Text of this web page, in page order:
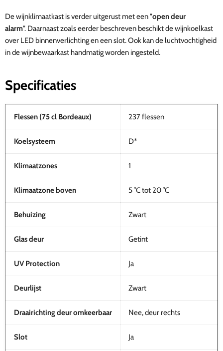
Dewijnklimaatkast is verder uitgerust met een "open deur
alarm". Daarnaast zoals eerder beschreven beschikt de wijnkoelkast
over LED binnenverlichting en een slot. Ook kan de luchtvochtigheid
in de wijnbewaarkast handmatig worden ingesteld.
Specificaties
Flessen (75 cl Bordeaux) 237 flessen
Koelsysteem D*
Klimaatzones 1
Klimaatzone boven 5 °C tot 20 °C
Behuizing Zwart
Glas deur Getint
UV Protection Ja
Deurlijst Zwart
Draairichting deur omkeerbaar Nee, deur rechts
Slot Ja